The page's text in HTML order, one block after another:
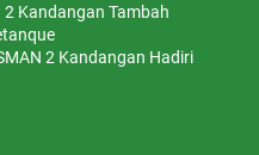
2 Kandangan Tambah
2 Kandangan Hadiri